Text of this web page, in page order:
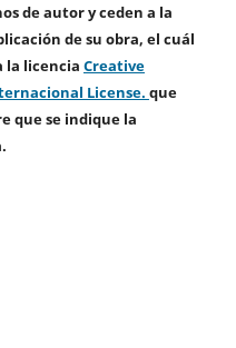
de autor y ceden a la
de su obra, el cuál
la licencia Creative
License. que
que se indique la